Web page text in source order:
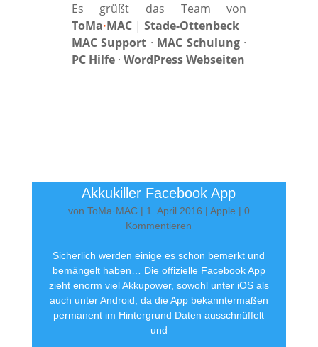
Es grüßt das Team von
ToMa·MAC| Stade-Ottenbeck
MAC Support · MAC Schulung·
PC Hilfe· WordPress Webseiten
Akkukiller Facebook App
von ToMa·MAC| 1. April 2016 | Apple | 0
Kommentieren
Sicherlich werden einige es schon bemerkt und
bemängelt haben… Die offizielle Facebook App
zieht enorm viel Akkupower, sowohl unter iOS als
auch unter Android, da die App bekanntermaßen
permanent im Hintergrund Daten ausschnüffelt
und